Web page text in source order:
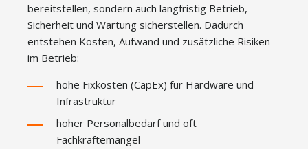
bereitstellen, sondern auch langfristig Betrieb,
Sicherheit und Wartung sicherstellen. Dadurch
entstehen Kosten, Aufwand und zusätzliche Risiken
im Betrieb:
hohe Fixkosten (CapEx) für Hardware und
Infrastruktur
hoher Personalbedarf und oft
Fachkräftemangel